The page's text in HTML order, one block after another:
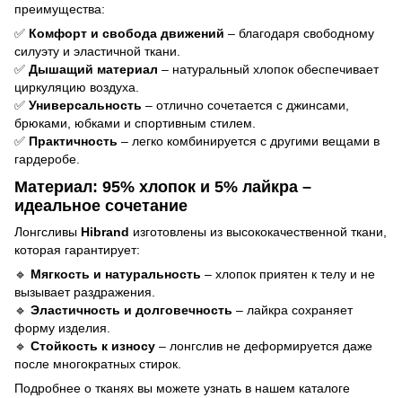
преимущества:
✅ Комфорт и свобода движений – благодаря свободному
силуэту и эластичной ткани.
✅ Дышащий материал – натуральный хлопок обеспечивает
циркуляцию воздуха.
✅ Универсальность – отлично сочетается с джинсами,
брюками, юбками и спортивным стилем.
✅ Практичность – легко комбинируется с другими вещами в
гардеробе.
Материал: 95% хлопок и 5% лайкра –
идеальное сочетание
Лонгсливы Hibrand изготовлены из высококачественной ткани,
которая гарантирует:
🔹 Мягкость и натуральность – хлопок приятен к телу и не
вызывает раздражения.
🔹 Эластичность и долговечность – лайкра сохраняет
форму изделия.
🔹 Стойкость к износу – лонгслив не деформируется даже
после многократных стирок.
Подробнее о тканях вы можете узнать в нашем каталоге